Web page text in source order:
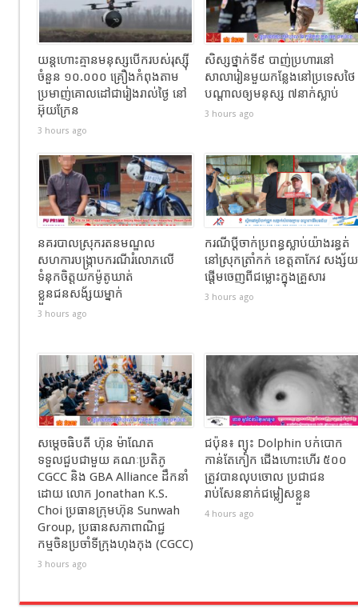
យន្តហោះគ្មានមនុស្សបើករបស់រុស្ស៊ី
ចំនួន ១០.០០០ គ្រឿងកំពុងតាម
ប្រមាញ់គោលដៅជារៀងរាល់ថ្ងៃ នៅ
អ៊ុយក្រែន
3 hours ago
សិស្សថ្នាក់ទី៩ បាញ់ប្រហារនៅ
សាលារៀនមួយកន្លែងនៅប្រទេសថៃ
បណ្តាលឲ្យមនុស្ស ៧នាក់ស្លាប់
3 hours ago
នគរបាលស្រុករតនមណ្ឌល
សហការបង្រ្កាបករណីរំលោភលើ
ទំនុកចិត្តយកម៉ូតូឃាត់
ខ្លួនជនសង័្សយម្នាក់
3 hours ago
ករណីប្តីចាក់ប្រពន្ធស្លាប់យ៉ាងរន្ធត់
នៅស្រុកត្រាំកក់ ខេត្តតាកែវ សង្ស័យ
ផ្តើមចេញពីជម្លោះក្នុងគ្រួសារ
3 hours ago
សម្ដេចធិបតី ហ៊ុន ម៉ាណែត
ទទួលជួបជាមួយ គណៈប្រតិភូ
CGCC និង GBA Alliance ដឹកនាំ
ដោយ លោក Jonathan K.S.
Choi ប្រធានក្រុមហ៊ុន Sunwah
Group, ប្រធានសភាពាណិជ្ជ
កម្មចិនប្រចាំទីក្រុងហុងកុង (CGCC)
3 hours ago
ជប៉ុន៖ ព្យុះ Dolphin បក់បោក
កាន់តែកៀក ជើងហោះហើរ ៥០០
ត្រូវបានលុបចោល ប្រជាជន
រាប់សែននាក់ជម្លៀសខ្លួន
4 hours ago